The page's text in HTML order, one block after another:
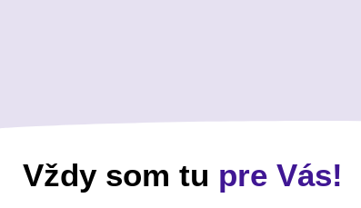
Vždy som tu pre Vás!